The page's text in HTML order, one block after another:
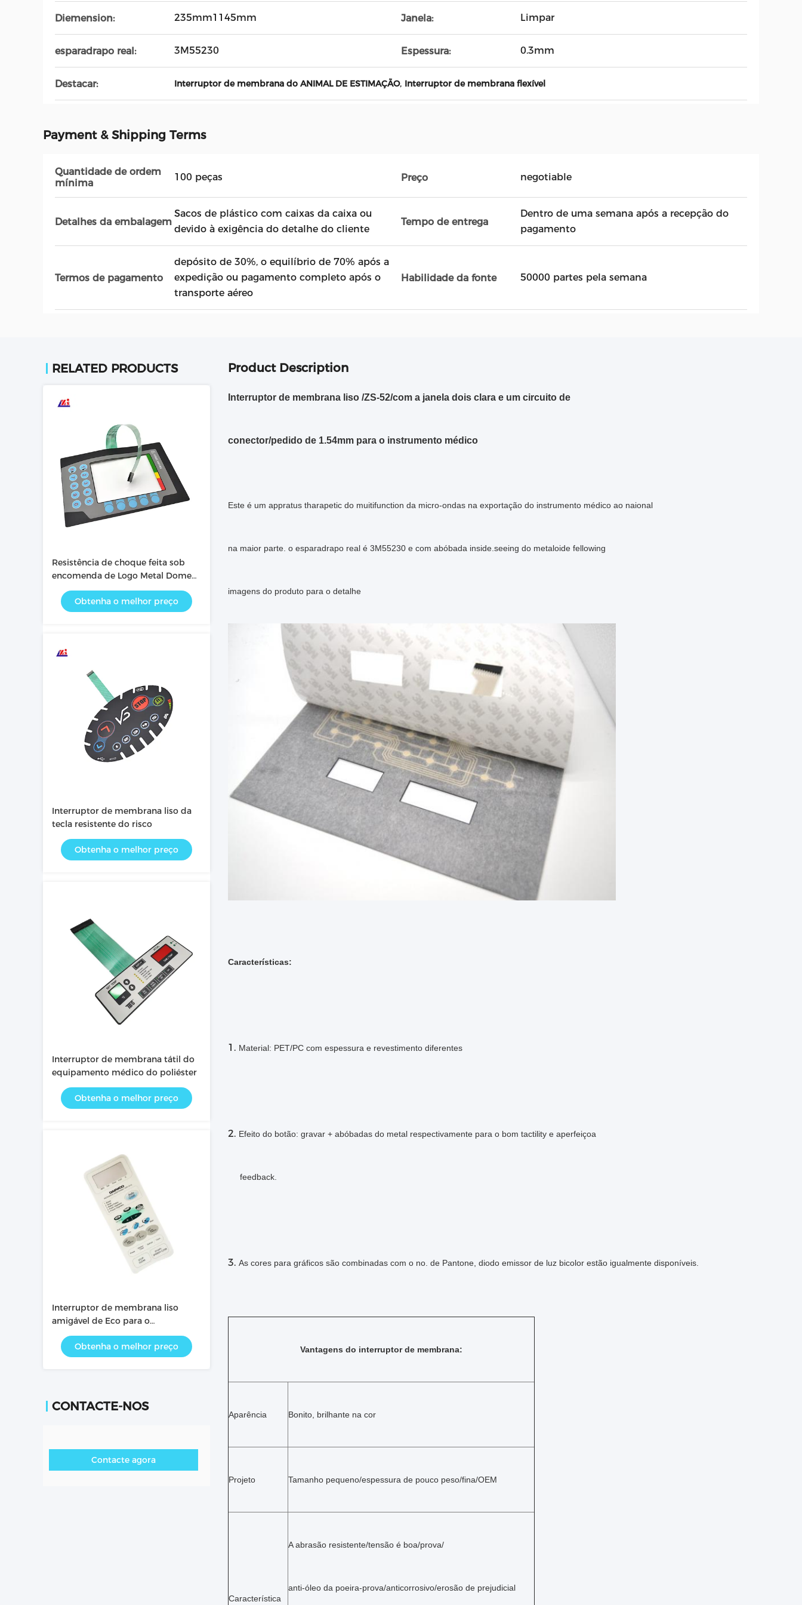
Diemension: 235mm1145mm Janela: Limpar
esparadrapo real: 3M55230 Espessura: 0.3mm
Destacar: Interruptor de membrana do ANIMAL DE ESTIMAÇÃO, Interruptor de membrana flexível
Payment & Shipping Terms
Quantidade de ordem
mínima
100 peças Preço negotiable
Detalhes da embalagem
Sacos de plástico com caixas da caixa ou
devido à exigência do detalhe do cliente
Tempo de entrega
Dentro de uma semana após a recepção do
pagamento
Termos de pagamento
depósito de 30%, o equilíbrio de 70% após a
expedição ou pagamento completo após o
transporte aéreo
Habilidade da fonte 50000 partes pela semana
RELATED PRODUCTS
Resistência de choque feita sob
encomenda de Logo Metal Dome
Membrane Keypad
Obtenha o melhor preço
Interruptor de membrana liso da
tecla resistente do risco
Obtenha o melhor preço
Interruptor de membrana tátil do
equipamento médico do poliéster
Obtenha o melhor preço
Interruptor de membrana liso
amigável de Eco para o
equipamento médico da terapia
Obtenha o melhor preço
CONTACTE-NOS
Contacte agora
Product Description
Interruptor de membrana liso /ZS-52/com a janela dois clara e um circuito de
conector/pedido de 1.54mm para o instrumento médico
Este é um appratus tharapetic do muitifunction da micro-ondas na exportação do instrumento médico ao naional
na maior parte. o esparadrapo real é 3M55230 e com abóbada inside.seeing do metaloide fellowing
imagens do produto para o detalhe
Características:
1. Material: PET/PC com espessura e revestimento diferentes
2. Efeito do botão: gravar + abóbadas do metal respectivamente para o bom tactility e aperfeiçoa
feedback.
3. As cores para gráficos são combinadas com o no. de Pantone, diodo emissor de luz bicolor estão igualmente disponíveis.
Vantagens do interruptor de membrana:
Aparência Bonito, brilhante na cor
Projeto Tamanho pequeno/espessura de pouco peso/fina/OEM
Característica
A abrasão resistente/tensão é boa/prova/
anti-óleo da poeira-prova/anticorrosivo/erosão de prejudicial